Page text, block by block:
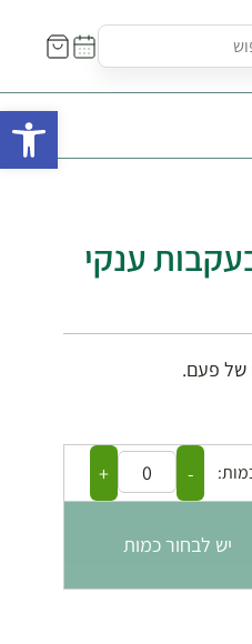
ענקי
של פעם.
-
+
יש לבחור כמות